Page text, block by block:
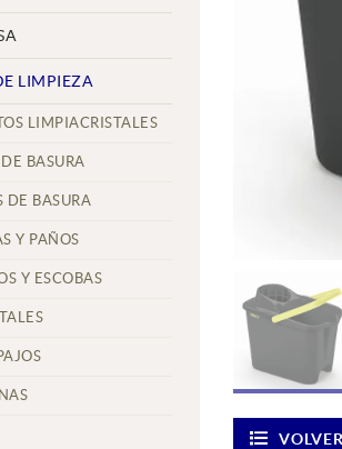
LIMPIEZA
LIMPIACRISTALES
BASURA
DE BASURA
Y PAÑOS
Y ESCOBAS